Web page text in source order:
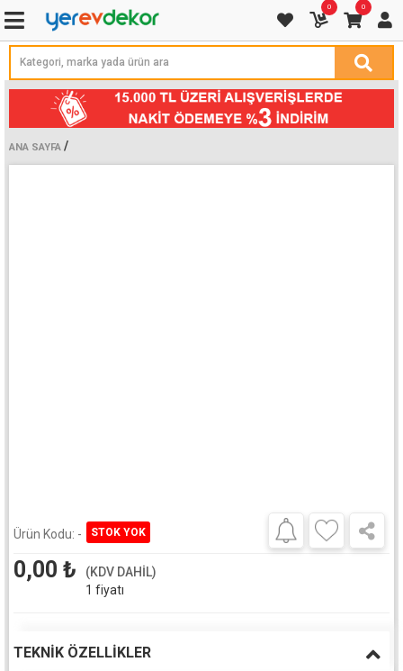
0 0
ANA SAYFA /
Ürün Kodu: -
0,00 ₺
(KDV DAHİL)
1 fiyatı
TEKNIK ÖZELLIKLER